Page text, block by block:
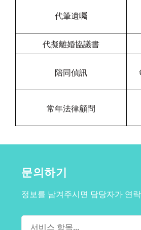
代筆遺囑
代擬離婚協議書
陪同偵訊
常年法律顧問
문의하기
정보를 남겨주시면 담당자가 연